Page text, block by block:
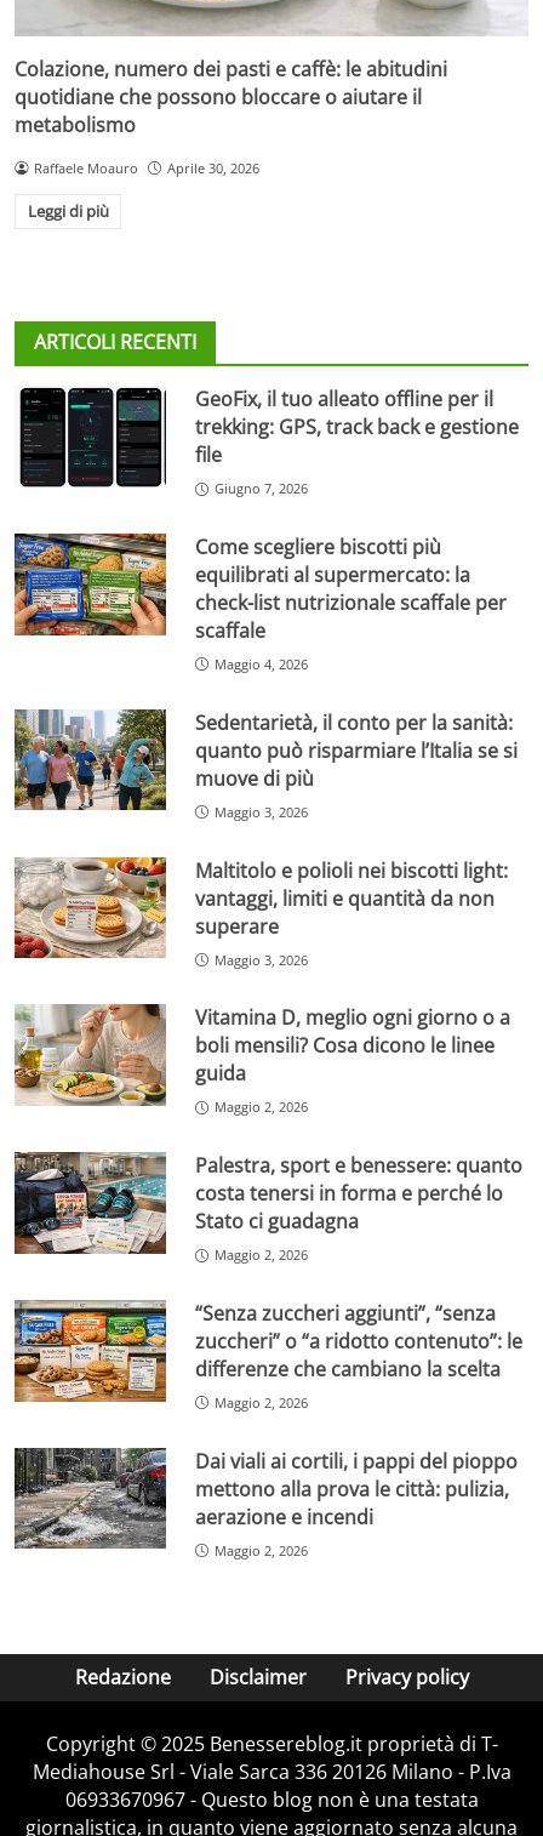
Colazione, numero dei pasti e caffè: le abitudini
quotidiane che possono bloccare o aiutare il
metabolismo
Raffaele Moauro Aprile 30, 2026
Leggi di più
ARTICOLI RECENTI
GeoFix, il tuo alleato offline per il
trekking: GPS, track back e gestione
file
Giugno 7, 2026
Come scegliere biscotti più
equilibrati al supermercato: la
check-list nutrizionale scaffale per
scaffale
Maggio 4, 2026
Sedentarietà, il conto per la sanità:
quanto può risparmiare l’Italia se si
muove di più
Maggio 3, 2026
Maltitolo e polioli nei biscotti light:
vantaggi, limiti e quantità da non
superare
Maggio 3, 2026
Vitamina D, meglio ogni giorno o a
boli mensili? Cosa dicono le linee
guida
Maggio 2, 2026
Palestra, sport e benessere: quanto
costa tenersi in forma e perché lo
Stato ci guadagna
Maggio 2, 2026
“Senza zuccheri aggiunti”, “senza
zuccheri” o “a ridotto contenuto”: le
differenze che cambiano la scelta
Maggio 2, 2026
Dai viali ai cortili, i pappi del pioppo
mettono alla prova le città: pulizia,
aerazione e incendi
Maggio 2, 2026
Redazione Disclaimer Privacy policy
Copyright © 2025 Benessereblog.it proprietà di T-
Mediahouse Srl - Viale Sarca 336 20126 Milano - P.Iva
06933670967 - Questo blog non è una testata
giornalistica, in quanto viene aggiornato senza alcuna